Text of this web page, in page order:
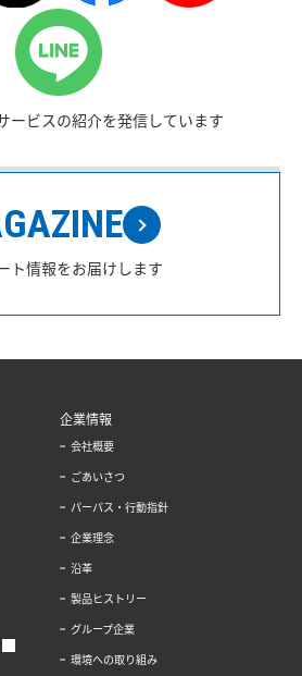
ービスの紹介を発信しています
ト情報をお届けします
企業情報
会社概要
ごあいさつ
パーパス・行動指針
企業理念
沿革
製品ヒストリー
グループ企業
環境への取り組み